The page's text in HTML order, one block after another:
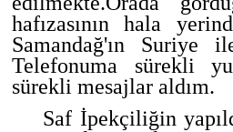
hafızasının hala
Samandağ'ın Suriye
Telefonuma sürekli
sürekli mesajlar aldım.
Saf İpekçiliğin